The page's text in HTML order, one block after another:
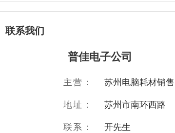
联系我们
普佳电子公司
主营：
苏州电脑耗材销
地址：
苏州市南环西路
联系：
开先生